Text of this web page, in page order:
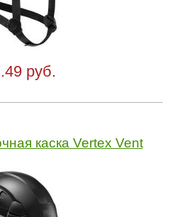
руб.
каска Vertex Vent